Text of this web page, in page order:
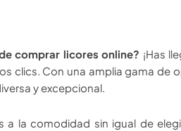
comprar licores online? ¡Has
clics. Con una amplia gama
y excepcional.
la comodidad sin igual de